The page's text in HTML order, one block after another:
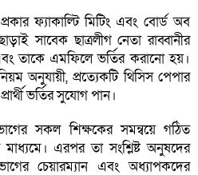
ফ্যাকাল্টি মিটিং এবং বোর্ড অব
সাবেক ছাত্রলীগ নেতা রাব্বানীর
তাকে এমফিলে ভর্তির করানো হয়।
অনুযায়ী, প্রত্যেকটি থিসিস পেপার
ভর্তির সুযোগ পান।
সকল শিক্ষকের সমন্বয়ে গঠিত
এরপর তা সংশ্লিষ্ট অনুষদের
চেয়ারম্যান এবং অধ্যাপকদের